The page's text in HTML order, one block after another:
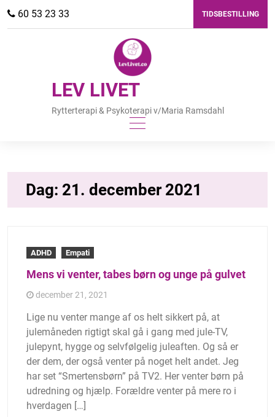
Skip
60 53 23 33 TIDSBESTILLING
LEV LIVET
Rytterterapi & Psykoterapi v/Maria Ramsdahl
Dag: 21. december 2021
ADHD Empati
Mens vi venter, tabes børn og unge på gulvet
december 21, 2021
Lige nu venter mange af os helt sikkert på, at
julemåneden rigtigt skal gå i gang med jule-TV,
julepynt, hygge og selvfølgelig juleaften. Og så er
der dem, der også venter på noget helt andet. Jeg
har set “Smertensbørn” på TV2. Her venter børn på
udredning og hjælp. Forældre venter på mere ro i
hverdagen […]